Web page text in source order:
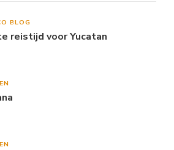
BLOG
reistijd voor Yucatan